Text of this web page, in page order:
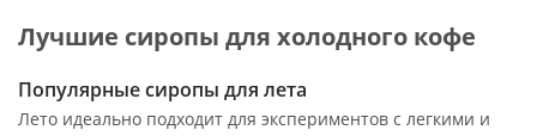
Лучшие сиропы для холодного кофе
Популярные сиропы для лета
Лето идеально подходит для экспериментов с легкими и